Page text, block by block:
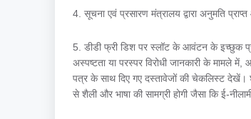
4. सूचना एवं प्रसारण मंत्रालय द्वारा अनुमति
5. डीडी फ्री डिश पर स्लॉट के आवंटन के इच्छुक
अस्पष्टता या परस्पर विरोधी जानकारी के मामले
पत्र के साथ दिए गए दस्तावेजों की चेकलिस्ट देखें।
से शैली और भाषा की सामग्री होगी जैसा कि ई-